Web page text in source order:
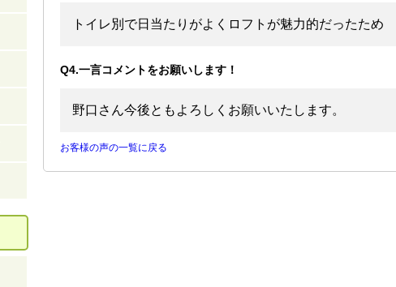
トイレ別で日当たりがよくロフトが魅力的だったため
Q4.一言コメントをお願いします！
野口さん今後ともよろしくお願いいたします。
お客様の声の一覧に戻る